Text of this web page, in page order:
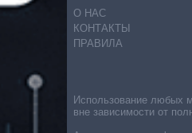
О НАС
КОНТАКТЫ
ПРАВИЛА
Использование любых
вне зависимости от